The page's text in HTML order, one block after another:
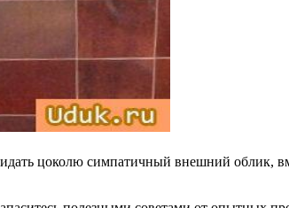
цоколю симпатичный внешний облик,